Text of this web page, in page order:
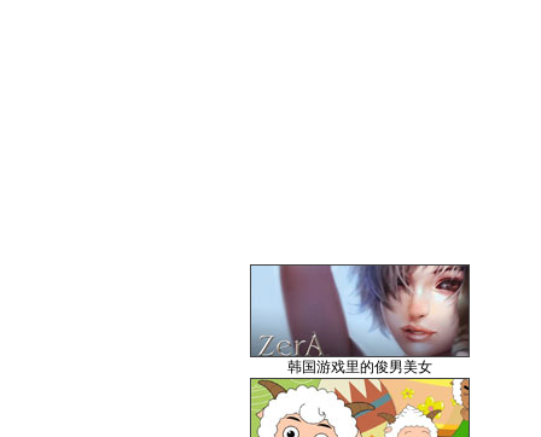
韩国游戏里的俊男美女